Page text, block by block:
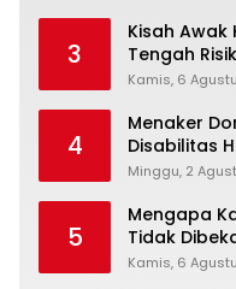
3
Kisah
Tengah
Kamis, 6
4
Menaker
Disabilitas
Setara
Minggu, 2
5
Mengapa
Tidak
Kamis, 6